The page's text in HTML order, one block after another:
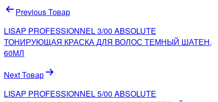
Навигация
по
записям
Previous Товар
LISAP PROFESSIONNEL 3/00 ABSOLUTE
ТОНИРУЮЩАЯ КРАСКА ДЛЯ ВОЛОС ТЕМНЫЙ ШАТЕН,
60МЛ
Next Товар
LISAP PROFESSIONNEL 5/00 ABSOLUTE